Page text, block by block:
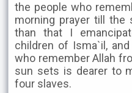
the people who
morning prayer till
than that I
children of Isma`il,
who remember Allah
sun sets is dearer to
four slaves.